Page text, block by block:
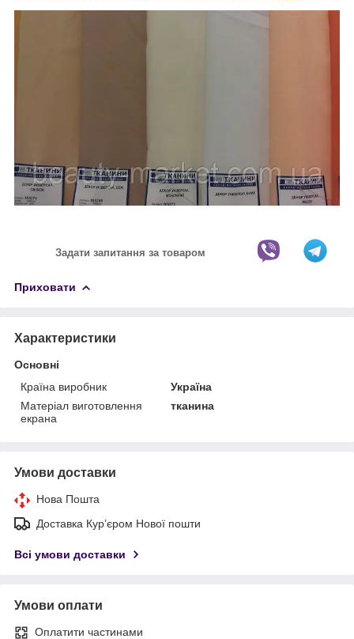
Задати запитання за товаром
Приховати
Характеристики
Основні
Країна виробник
Україна
Матеріал виготовлення
екрана
тканина
Умови доставки
Нова Пошта
Доставка Курʼєром Нової пошти
Всі умови доставки
Умови оплати
Оплатити частинами